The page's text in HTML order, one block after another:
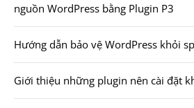
nguồn WordPress bằng Plugin P3
Hướng dẫn bảo vệ WordPress khỏi
Giới thiệu những plugin nên cài đặt